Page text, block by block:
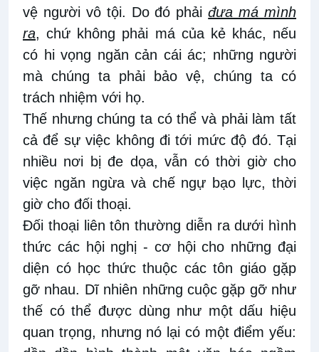
vệ người vô tội. Do đó phảiđưa má mình
ra, chứ không phải má của kẻ khác, nếu
có hi vọng ngăn cản cái ác; những người
mà chúng ta phải bảo vệ, chúng ta có
trách nhiệm với họ.
Thế nhưng chúng ta có thể và phải làm tất
cả để sự việc không đi tới mức độ đó. Tại
nhiều nơi bị đe dọa, vẫn có thời giờ cho
việc ngăn ngừa và chế ngự bạo lực, thời
giờ cho đối thoại.
Đối thoại liên tôn thường diễn ra dưới hình
thức các hội nghị - cơ hội cho những đại
diện có học thức thuộc các tôn giáo gặp
gỡ nhau. Dĩ nhiên những cuộc gặp gỡ như
thế có thể được dùng như một dấu hiệu
quan trọng, nhưng nó lại có một điểm yếu: